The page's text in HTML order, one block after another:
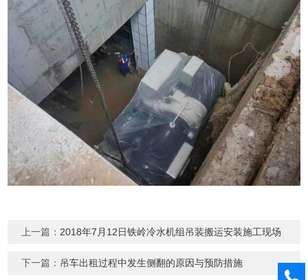
上一篇：2018年7月12日铁岭冷水机组吊装搬运安装施工现场
下一篇： 吊车出租过程中发生侧翻的原因与预防措施